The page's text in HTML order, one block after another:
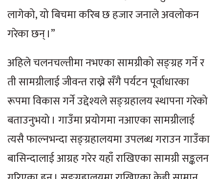
लागेको, यो बिचमा करिब छ हजार जनाले अवलोकन
गरेका छन् ।”
अहिले चलनचल्तीमा नभएका सामग्रीको सङ्ग्रह गर्ने र
ती सामग्रीलाई जीवन्त राख्ने सँगै पर्यटन पूर्वाधारका
रूपमा विकास गर्ने उद्देश्यले सङ्ग्रहालय स्थापना गरेको
बताउनुभयो । गाउँमा प्रयोगमा नआएका सामग्रीलाई
त्यसै फाल्नभन्दा सङ्ग्रहालयमा उपलब्ध गराउन गाउँका
बासिन्दालाई आग्रह गरेर यहाँ राखिएका सामग्री सङ्कलन